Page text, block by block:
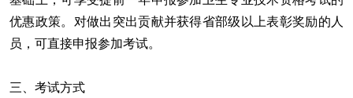
优惠政策。对做出突出贡献并获得省部级以上表彰奖励的人
员，可直接申报参加考试。
三、‌ 考试方式